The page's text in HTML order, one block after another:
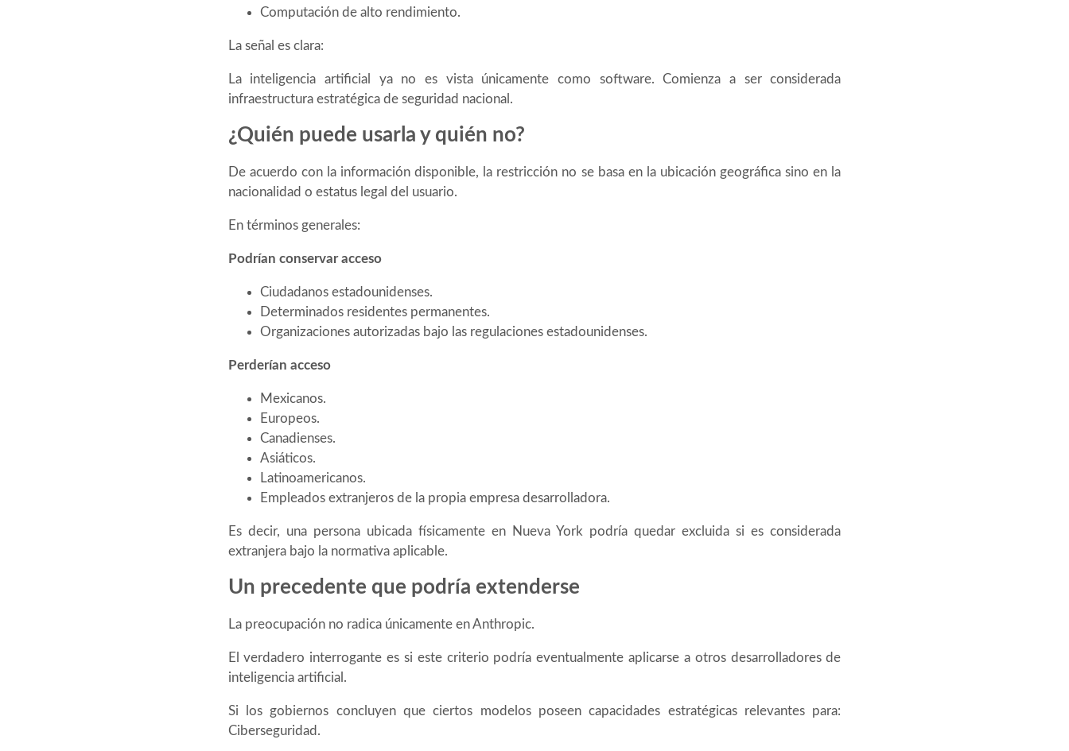
Computación de alto rendimiento.
La señal es clara:
La inteligencia artificial ya no es vista únicamente como software. Comienza a ser considerada
infraestructura estratégica de seguridad nacional.
¿Quién puede usarla y quién no?
De acuerdo con la información disponible, la restricción no se basa en la ubicación geográfica sino en la
nacionalidad o estatus legal del usuario.
En términos generales:
Podrían conservar acceso
Ciudadanos estadounidenses.
Determinados residentes permanentes.
Organizaciones autorizadas bajo las regulaciones estadounidenses.
Perderían acceso
Mexicanos.
Europeos.
Canadienses.
Asiáticos.
Latinoamericanos.
Empleados extranjeros de la propia empresa desarrolladora.
Es decir, una persona ubicada físicamente en Nueva York podría quedar excluida si es considerada
extranjera bajo la normativa aplicable.
Un precedente que podría extenderse
La preocupación no radica únicamente en Anthropic.
El verdadero interrogante es si este criterio podría eventualmente aplicarse a otros desarrolladores de
inteligencia artificial.
Si los gobiernos concluyen que ciertos modelos poseen capacidades estratégicas relevantes para:
Ciberseguridad.